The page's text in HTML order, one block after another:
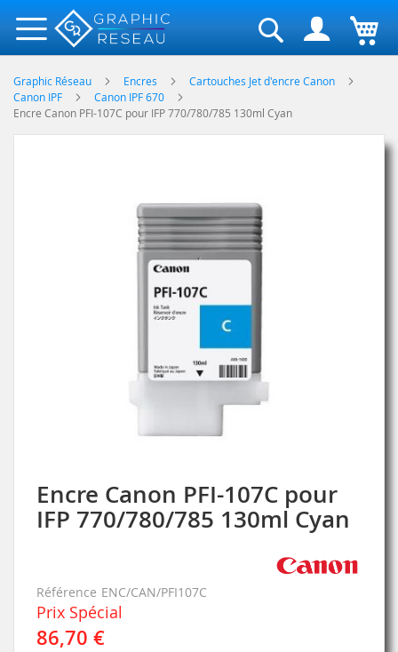
Rechercher
Graphic Réseau Encres
Cartouches Jet d'encre Canon
Canon IPF
Canon IPF 670
Encre Canon PFI-107C pour IFP 770/780/785 130ml Cyan
Encre Canon PFI-107C pour
IFP 770/780/785 130ml Cyan
Référence ENC/CAN/PFI107C
Prix Spécial
86,70 €
Skip
to
the
images
gallery